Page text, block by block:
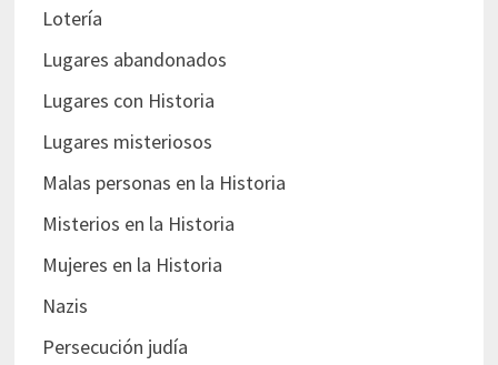
Lotería
Lugares abandonados
Lugares con Historia
Lugares misteriosos
Malas personas en la Historia
Misterios en la Historia
Mujeres en la Historia
Nazis
Persecución judía